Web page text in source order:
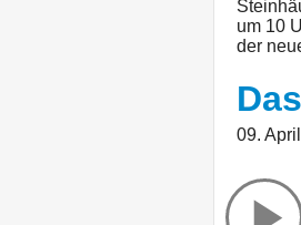
um 10
der
09.